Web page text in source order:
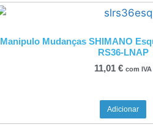
Manipulo Mudanças SHIMANO
RS36-LNAP
11,01 € com IVA
Adicionar